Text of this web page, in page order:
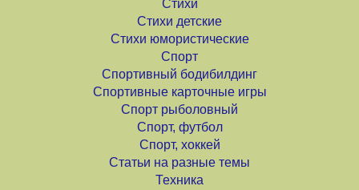
Стихи
Стихи детские
Стихи юмористические
Спорт
Спортивный бодибилдинг
Спортивные карточные игры
Спорт рыболовный
Спорт, футбол
Спорт, хоккей
Статьи на разные темы
Техника